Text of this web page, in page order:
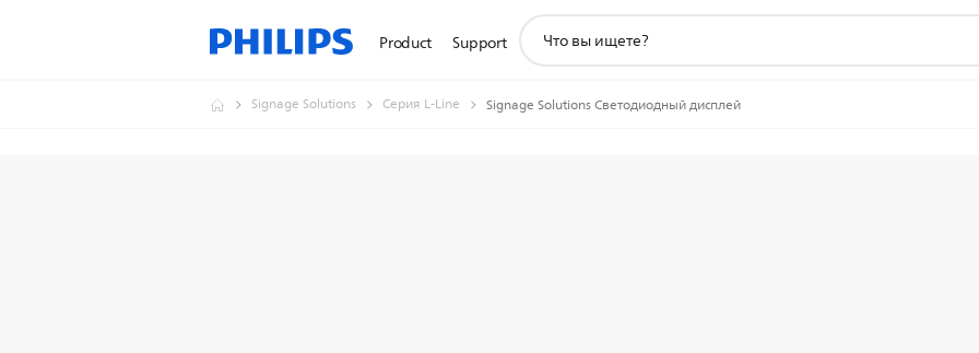
Product Support
поддержки
Signage Solutions Серия L-Line Signage Solutions Светодиодный дисплей